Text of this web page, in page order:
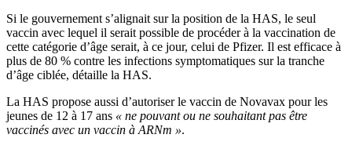
Si le gouvernement s’alignait sur la position de la HAS, le seul
vaccin avec lequel il serait possible de procéder à la vaccination de
cette catégorie d’âge serait, à ce jour, celui de Pfizer. Il est efficace à
plus de 80 % contre les infections symptomatiques sur la tranche
d’âge ciblée, détaille la HAS.
La HAS propose aussi d’autoriser le vaccin de Novavax pour les
jeunes de 12 à 17 ans « ne pouvant ou ne souhaitant pas être
vaccinés avec un vaccin à ARNm ».